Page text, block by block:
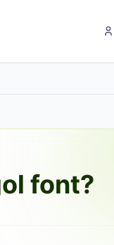
font?